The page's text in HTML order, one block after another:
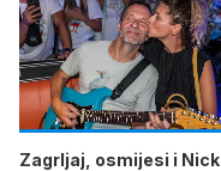
Zagrljaj, osmijesi i Nick